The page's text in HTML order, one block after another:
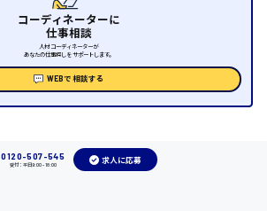
コーディネーターに
仕事相談
人材コーディネーターが
あなたの仕事探しをサポートします。
WEBで相談する
0120-507-545
受付：平日9:00 - 18:00
求人に応募